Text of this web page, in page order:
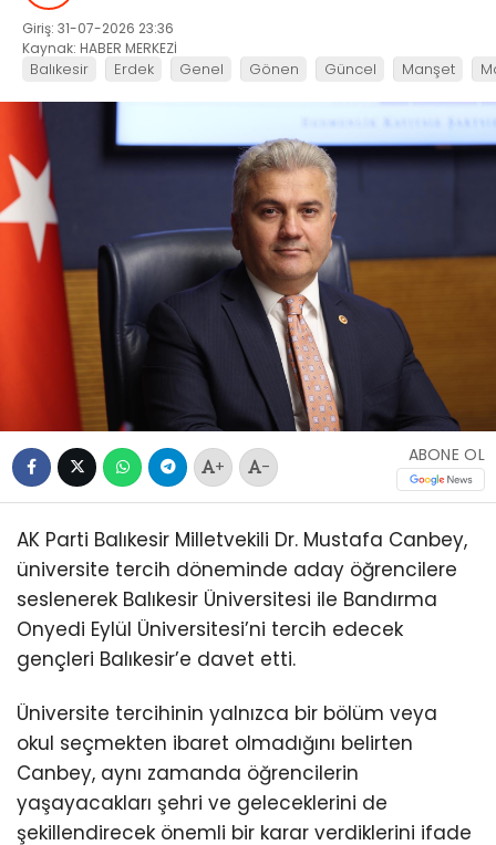
Giriş: 31-07-2026 23:36
Kaynak: HABER MERKEZİ
Balıkesir Erdek Genel Gönen Güncel Manşet
+ -
ABONE OL
AK Parti Balıkesir Milletvekili Dr. Mustafa Canbey,
üniversite tercih döneminde aday öğrencilere
seslenerek Balıkesir Üniversitesi ile Bandırma
Onyedi Eylül Üniversitesi’ni tercih edecek
gençleri Balıkesir’e davet etti.
Üniversite tercihinin yalnızca bir bölüm veya
okul seçmekten ibaret olmadığını belirten
Canbey, aynı zamanda öğrencilerin
yaşayacakları şehri ve geleceklerini de
şekillendirecek önemli bir karar verdiklerini ifade